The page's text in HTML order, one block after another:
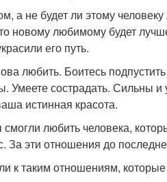
а не будет ли этому
новому любимому будет
его путь.
любить. Боитесь
Умеете сострадать. Сильны
истинная красота.
любить человека,
За эти отношения до
к таким отношениям,